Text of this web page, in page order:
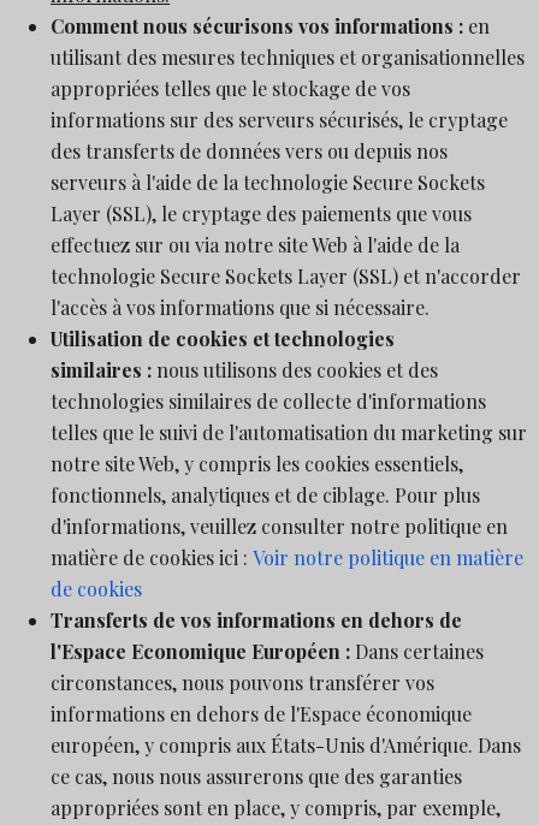
Comment nous sécurisons vos informations : en
utilisant des mesures techniques et organisationnelles
appropriées telles que le stockage de vos
informations sur des serveurs sécurisés, le cryptage
des transferts de données vers ou depuis nos
serveurs à l'aide de la technologie Secure Sockets
Layer (SSL), le cryptage des paiements que vous
effectuez sur ou via notre site Web à l'aide de la
technologie Secure Sockets Layer (SSL) et n'accorder
l'accès à vos informations que si nécessaire.
Utilisation de cookies et technologies
similaires : nous utilisons des cookies et des
technologies similaires de collecte d'informations
telles que le suivi de l'automatisation du marketing sur
notre site Web, y compris les cookies essentiels,
fonctionnels, analytiques et de ciblage. Pour plus
d'informations, veuillez consulter notre politique en
matière de cookies ici : Voir notre politique en matière
de cookies
Transferts de vos informations en dehors de
l'Espace Economique Européen : Dans certaines
circonstances, nous pouvons transférer vos
informations en dehors de l'Espace économique
européen, y compris aux États-Unis d'Amérique. Dans
ce cas, nous nous assurerons que des garanties
appropriées sont en place, y compris, par exemple,